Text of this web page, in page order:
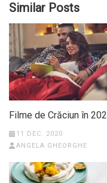
Similar Posts
Filme de Crăciun în
11 DEC. 2020
ANGELA GHEORGHE